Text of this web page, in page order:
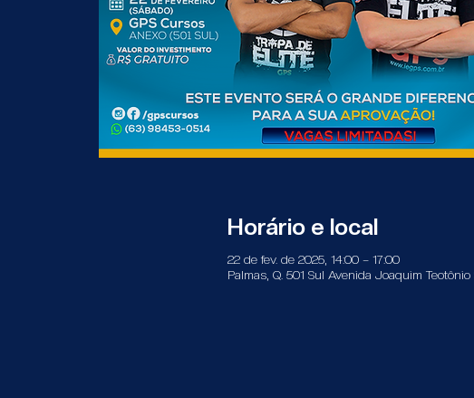
Horário e local
22 de fev. de 2025, 14:00 – 17:00
Palmas, Q. 501 Sul Avenida Joaquim